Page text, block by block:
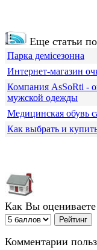
Еще статьи
Парка демісезонна
Интернет-магазин
Компания АsSoRti -
мужской одежды
Медицинская обувь
Как выбрать и
Как Вы оцениваете
Комментарии